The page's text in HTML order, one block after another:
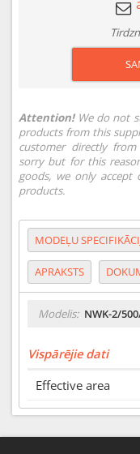
Attention!We do not
products from this
customer directly
sorry but for this
goods, we only accept
products.
MODEĻU
APRAKSTS
Modelis: NWK-2/
Vispārējie dati
Effective area